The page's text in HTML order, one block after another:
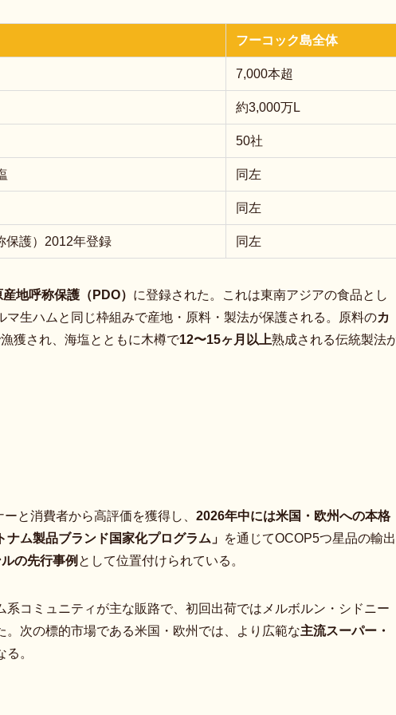
フーコック島全体
7,000本超
約3,000万L
50社
同左
同左
保護）2012年登録 同左
地呼称保護（PDO） に登録された。これは東南アジアの食品とし
生ハムと同じ枠組みで産地・原料・製法が保護される。原料のカ
獲され、海塩とともに木樽で12〜15ヶ月以上熟成される伝統製法
と消費者から高評価を獲得し、 2026年中には米国・欧州への本格
ナム製品ブランド国家化プログラム」 を通じてOCOP5つ星品の輸出
の先行事例 として位置付けられている。
コミュニティが主な販路で、初回出荷ではメルボルン・シドニー
次の標的市場である米国・欧州では、より広範な主流スーパー・
。